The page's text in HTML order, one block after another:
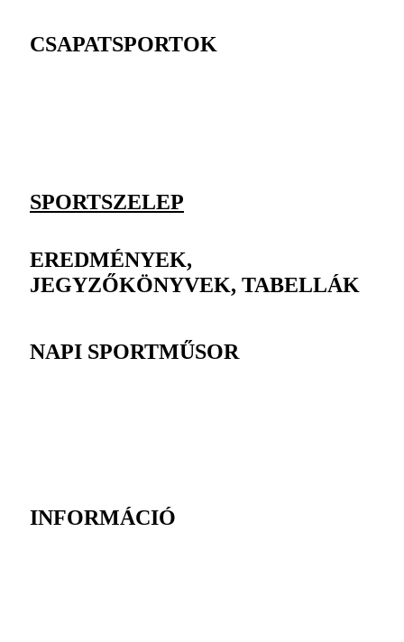
CSAPATSPORTOK
SPORTSZELEP
EREDMÉNYEK,
JEGYZŐKÖNYVEK, TABELLÁK
NAPI SPORTMŰSOR
INFORMÁCIÓ